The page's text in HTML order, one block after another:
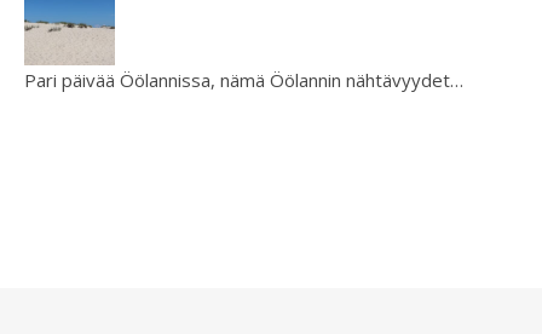
Pari päivää Öölannissa, nämä Öölannin nähtävyydet…